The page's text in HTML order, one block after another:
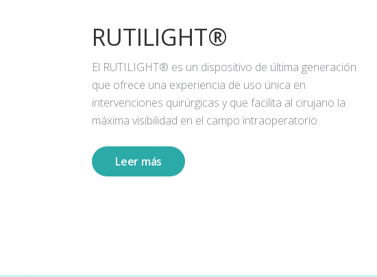
RUTILIGHT®
El RUTILIGHT® es un dispositivo de última generación
que ofrece una experiencia de uso única en
intervenciones quirúrgicas y que facilita al cirujano la
máxima visibilidad en el campo intraoperatorio.
Leer más